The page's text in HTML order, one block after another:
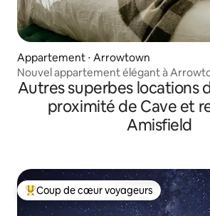
Appartement ⋅ Arrowtown
Nouvel appartement élégant à
Autres superbes locations
proximité de Cave et
Amisfield
Coups de cœur voyageurs les plus
Coup de cœur voyageurs